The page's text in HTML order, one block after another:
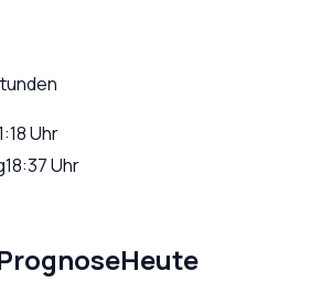
Uhr
18:37 Uhr
Heute